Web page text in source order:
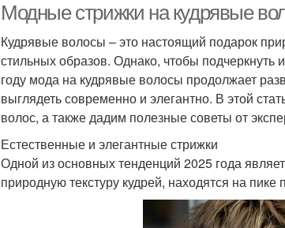
Модные стрижки на кудрявые
Кудрявые волосы – это настоящий подарок
стильных образов. Однако, чтобы
году мода на кудрявые волосы продолжает
выглядеть современно и элегантно. В этой
волос, а также дадим полезные советы от
Естественные и элегантные стрижки
Одной из основных тенденций 2025 года
природную текстуру кудрей, находятся на